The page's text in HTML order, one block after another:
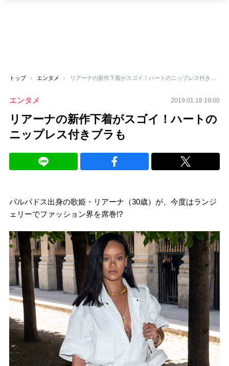
トップ エンタメ
エンタメ 2019.01.18 19:00
リアーナの新作下着がスゴイ！ハートの
ニップレス付きブラも
バルバドス出身の歌姫・リアーナ（30歳）が、今度はランジ
ェリーでファッション界を席巻!?